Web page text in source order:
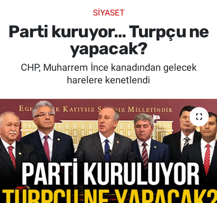
SİYASET
Parti kuruyor… Turpçu ne
yapacak?
CHP, Muharrem İnce kanadından gelecek
harelere kenetlendi
SAĞLIK